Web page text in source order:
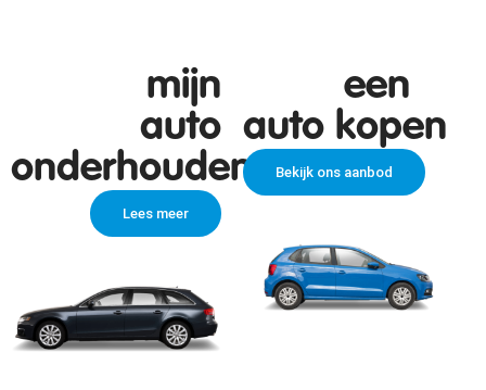
mijn
auto
onderhouden
Lees meer
een
auto kopen
Bekijk ons aanbod